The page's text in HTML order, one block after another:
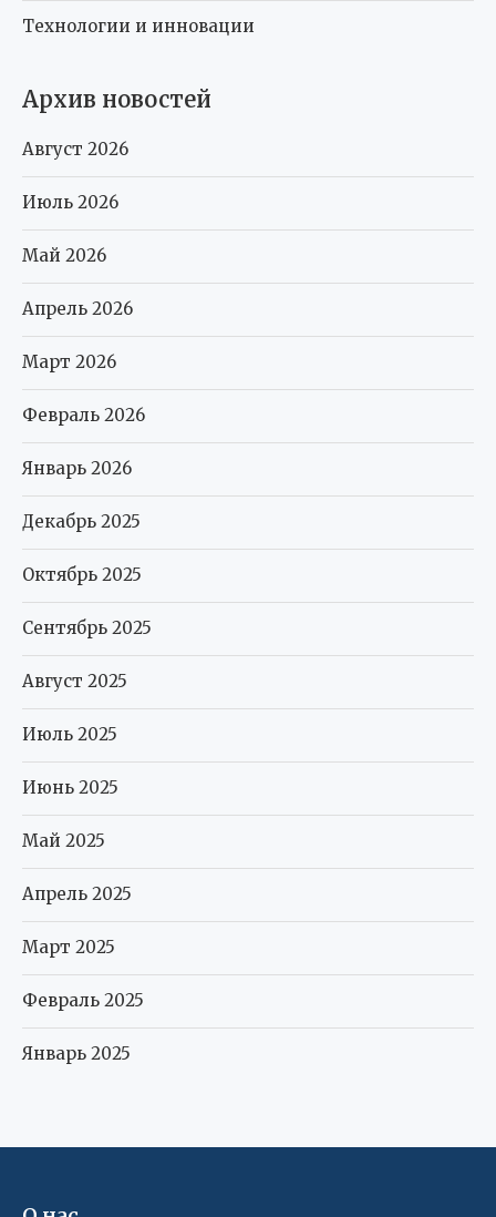
Технологии и инновации
Архив новостей
Август 2026
Июль 2026
Май 2026
Апрель 2026
Март 2026
Февраль 2026
Январь 2026
Декабрь 2025
Октябрь 2025
Сентябрь 2025
Август 2025
Июль 2025
Июнь 2025
Май 2025
Апрель 2025
Март 2025
Февраль 2025
Январь 2025